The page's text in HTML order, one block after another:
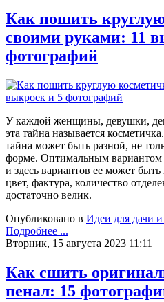
Как пошить
своими руками: 11
фотографий
У каждой женщины, девушки,
эта тайна называется
тайна может быть разной, не
форме. Оптимальным
и здесь вариантов ее может
цвет, фактура, количество
достаточно велик.
Опубликовано в Идеи для дачи
Подробнее ...
Вторник, 15 августа 2023 11:11
Как сшить
пенал: 15